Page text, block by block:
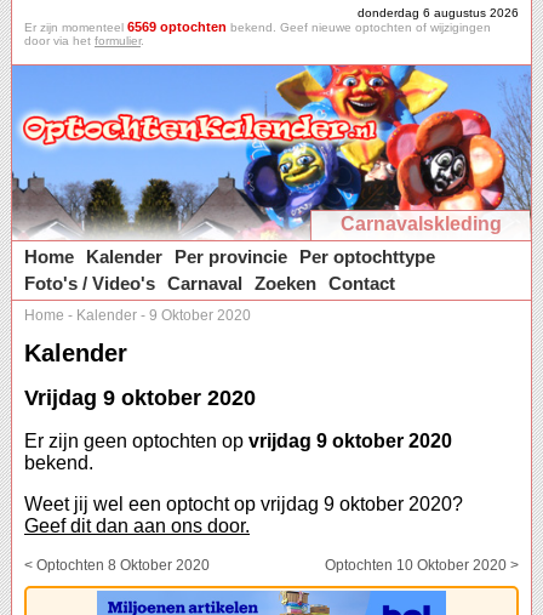
donderdag 6 augustus 2026
Er zijn momenteel 6569 optochten bekend. Geef nieuwe optochten of wijzigingen
door via het formulier.
Carnavalskleding
Home
Kalender Per provincie
Per optochttype
Foto's / Video's Carnaval Zoeken Contact
Home - Kalender - 9 Oktober 2020
Kalender
Vrijdag 9 oktober 2020
Er zijn geen optochten op vrijdag 9 oktober 2020
bekend.
Weet jij wel een optocht op vrijdag 9 oktober 2020?
Geef dit dan aan ons door.
< Optochten 8 Oktober 2020 Optochten 10 Oktober 2020 >